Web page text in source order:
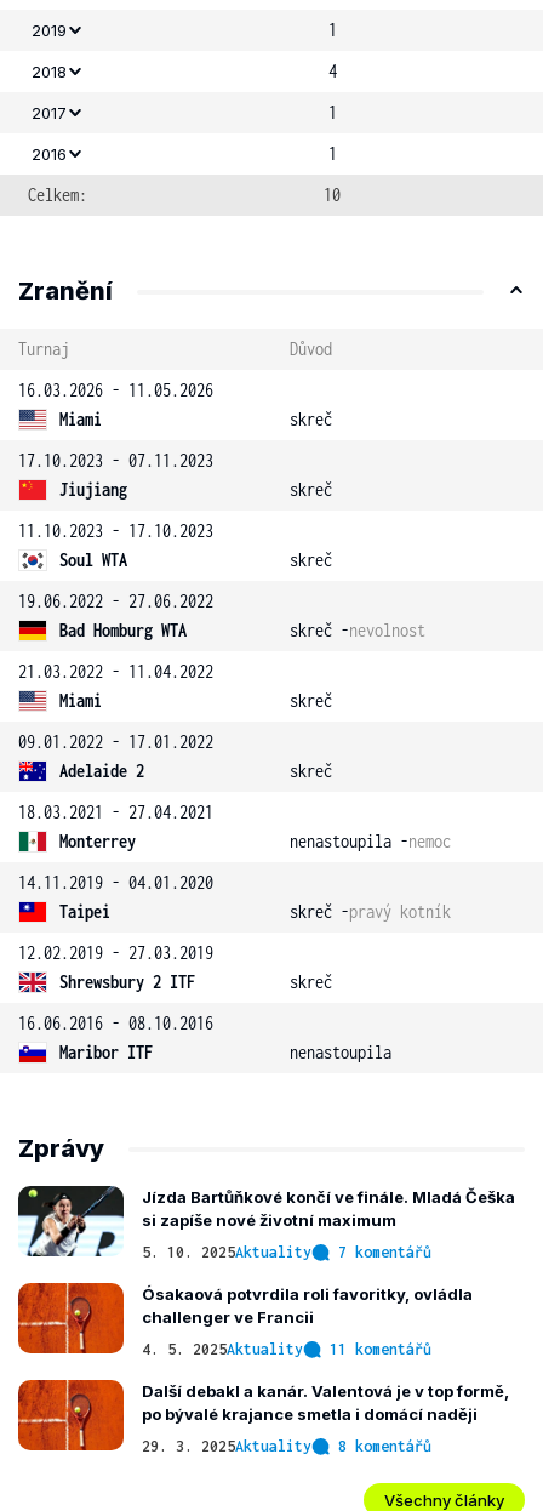
2019 1
2018 4
2017 1
2016
1
Celkem:
10
Zranění
Turnaj
Důvod
16.03.2026 - 11.05.2026
Miami
skreč
17.10.2023 - 07.11.2023
Jiujiang
skreč
11.10.2023 - 17.10.2023
Soul WTA
skreč
19.06.2022 - 27.06.2022
Bad Homburg WTA
skreč -nevolnost
21.03.2022 - 11.04.2022
Miami
skreč
09.01.2022 - 17.01.2022
Adelaide 2
skreč
18.03.2021 - 27.04.2021
Monterrey
nenastoupila -nemoc
14.11.2019 - 04.01.2020
Taipei
skreč -pravý kotník
12.02.2019 - 27.03.2019
Shrewsbury 2 ITF
skreč
16.06.2016 - 08.10.2016
Maribor ITF
nenastoupila
Zprávy
Jízda Bartůňkové končí ve finále. Mladá Češka
si zapíše nové životní maximum
5. 10. 2025Aktuality 7 komentářů
Ósakaová potvrdila roli favoritky, ovládla
challenger ve Francii
4. 5. 2025Aktuality 11 komentářů
Další debakl a kanár. Valentová je v top formě,
po bývalé krajance smetla i domácí naději
29. 3. 2025Aktuality 8 komentářů
Všechny články